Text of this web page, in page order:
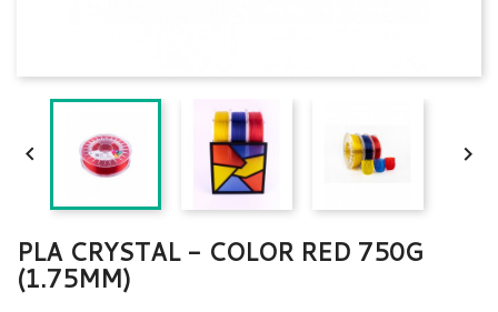
 
PLA CRYSTAL - COLOR RED 750G
(1.75MM)